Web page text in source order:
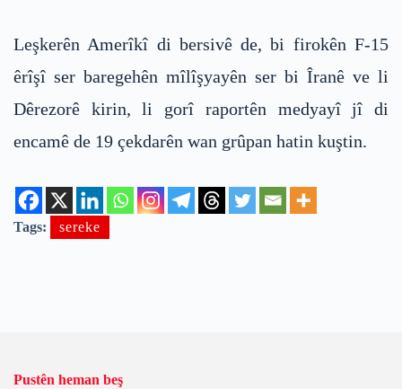
Leşkerên Amerîkî di bersivê de, bi firokên F-15
êrîşî ser baregehên mîlîşyayên ser bi Îranê ve li
Dêrezorê kirin, li gorî raportên medyayî jî di
encamê de 19 çekdarên wan grûpan hatin kuştin.
Tags: sereke
Pustên heman beş